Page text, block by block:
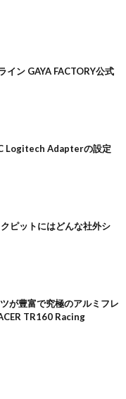
イン GAYA FACTORY公式
Logitech Adapterの設定
ピットにはどんな社外シ
が豊富で究極のアルミフレ
TR160 Racing